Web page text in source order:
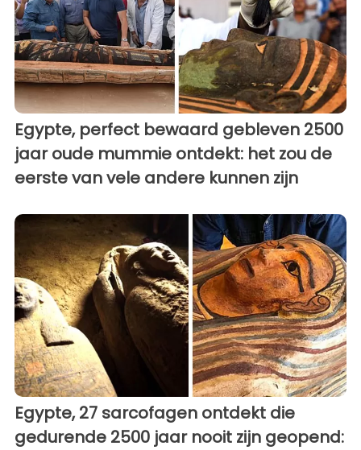
Egypte, perfect bewaard gebleven 2500
jaar oude mummie ontdekt: het zou de
eerste van vele andere kunnen zijn
Egypte, 27 sarcofagen ontdekt die
gedurende 2500 jaar nooit zijn geopend: